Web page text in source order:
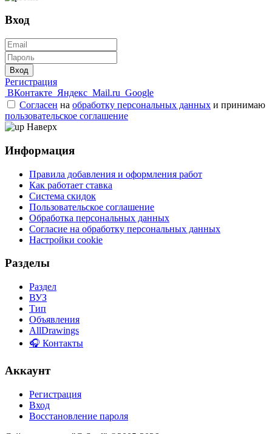
Вход
Вход
Регистрация
ВКонтакте Яндекс Mail.ru Google
Согласен на обработку персональных данных и принимаю
пользовательское соглашение
Наверх
Информация
Правила добавления и оформления работ
Как работает ставка
Система скидок
Пользовательское соглашение
Обработка персональных данных
Согласие на обработку персональных данных
Настройки cookie
Разделы
Раздел
ВУЗ
Тип
Объявления
AllDrawings
🎧 Контакты
Аккаунт
Регистрация
Вход
Восстановление пароля